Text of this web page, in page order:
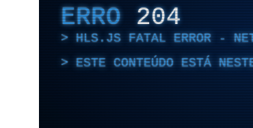
ERRO 204
HLS.JS FATAL ERROR -
ESTE CONTEÚDO ESTÁ